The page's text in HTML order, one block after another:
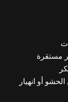
مستقرة
أو انهيار